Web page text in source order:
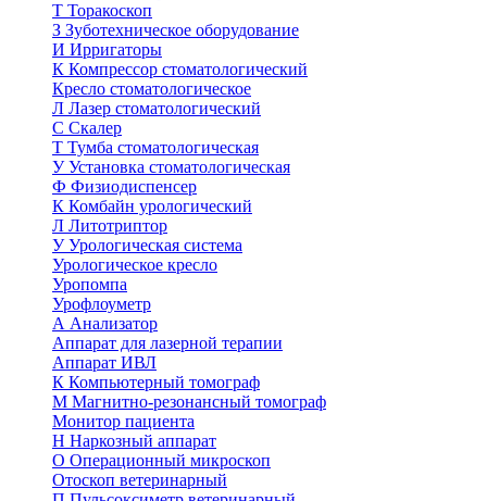
Т Торакоскоп
З Зуботехническое оборудование
И Ирригаторы
К Компрессор стоматологический
Кресло стоматологическое
Л Лазер стоматологический
С Скалер
Т Тумба стоматологическая
УУстановка стоматологическая
Ф Физиодиспенсер
К Комбайн урологический
Л Литотриптор
УУрологическая система
Урологическое кресло
Уропомпа
Урофлоуметр
А Анализатор
Аппарат для лазерной терапии
Аппарат ИВЛ
К Компьютерный томограф
М Магнитно-резонансный томограф
Монитор пациента
Н Наркозный аппарат
О Операционный микроскоп
Отоскоп ветеринарный